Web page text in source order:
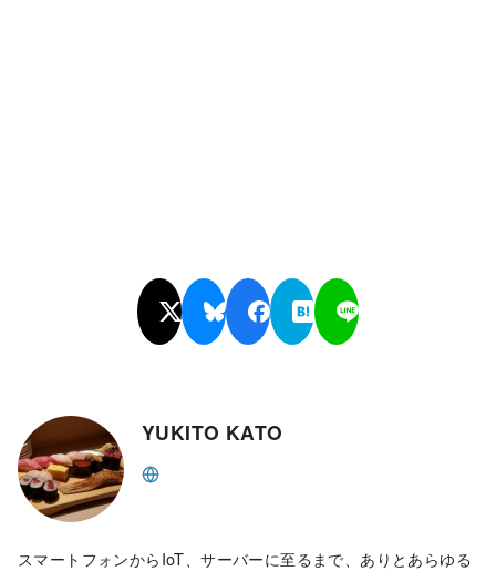
YUKITO KATO
スマートフォンからIoT、サーバーに至るまで、ありとあらゆる